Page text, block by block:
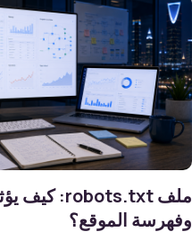
وفهرسة الموقع؟